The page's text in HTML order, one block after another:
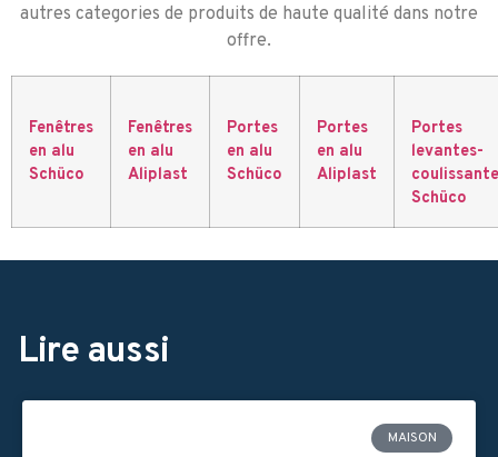
autres categories de produits de haute qualité dans notre
offre.
Fenêtres
en alu
Schüco
Fenêtres
en alu
Aliplast
Portes
en alu
Schüco
Portes
en alu
Aliplast
Portes
levantes-
Schüco
Lire aussi
MAISON